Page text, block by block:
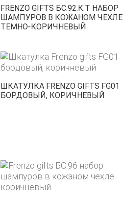
FRENZO GIFTS БС.92.К.Т НАБОР
ШАМПУРОВ В КОЖАНОМ ЧЕХЛЕ
ТЕМНО-КОРИЧНЕВЫЙ
ШКАТУЛКА FRENZO GIFTS FG01
БОРДОВЫЙ, КОРИЧНЕВЫЙ